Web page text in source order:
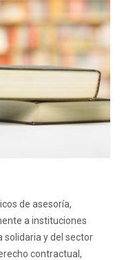
de asesoría,
a instituciones
solidaria y del sector
contractual,